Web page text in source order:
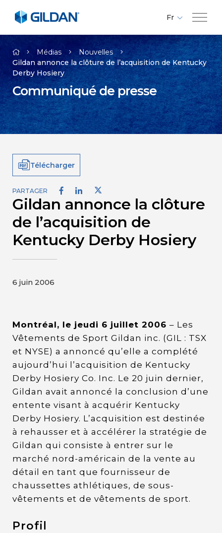
Compagnie
Marques
Investisseurs
Médias
Carrières
Contact
Fr
En
Es
Médias
Nouvelles
Gildan annonce la clôture de l’acquisition de Kentucky
Derby Hosiery
Communiqué de presse
Télécharger
PARTAGER
Gildan annonce la clôture
de l’acquisition de
Kentucky Derby Hosiery
6 juin 2006
Montréal, le jeudi 6 juillet 2006 – Les
Vêtements de Sport Gildan inc. (GIL : TSX
et NYSE) a annoncé qu’elle a complété
aujourd’hui l’acquisition de Kentucky
Derby Hosiery Co. Inc. Le 20 juin dernier,
Gildan avait annoncé la conclusion d’une
entente visant à acquérir Kentucky
Derby Hosiery. L’acquisition est destinée
à rehausser et à accélérer la stratégie de
Gildan qui consiste à entrer sur le
marché nord-américain de la vente au
détail en tant que fournisseur de
chaussettes athlétiques, de sous-
vêtements et de vêtements de sport.
Profil